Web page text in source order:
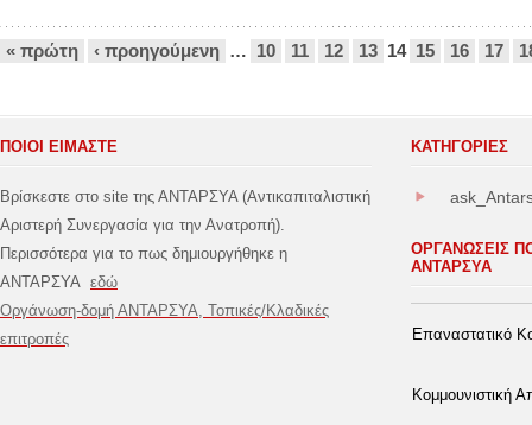
Σελίδες
« πρώτη ‹ προηγούμενη … 10 11 12 13 14 15 16 17
ΠΟΙΟΙ ΕΙΜΑΣΤΕ
Βρίσκεστε στο site της ΑΝΤΑΡΣΥΑ (Αντικαπιταλιστική
Αριστερή Συνεργασία για την Ανατροπή).
Περισσότερα για το πως δημιουργήθηκε η
ΑΝΤΑΡΣΥΑ εδώ
Οργάνωση-δομή ΑΝΤΑΡΣΥΑ, Τοπικές/Κλαδικές
επιτροπές
ΚΑΤΗΓΟΡΊΕΣ
ΟΡΓΑΝΩΣΕΙΣ
ΑΝΤΑΡΣΥΑ
Επαναστατικό
Κομμουνιστική